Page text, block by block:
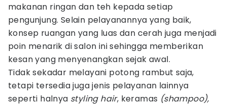
makanan ringan dan teh kepada setiap
pengunjung. Selain pelayanannya yang baik,
konsep ruangan yang luas dan cerah juga menjadi
poin menarik di salon ini sehingga memberikan
kesan yang menyenangkan sejak awal.
Tidak sekadar melayani potong rambut saja,
tetapi tersedia juga jenis pelayanan lainnya
seperti halnya styling hair, keramas (shampoo),